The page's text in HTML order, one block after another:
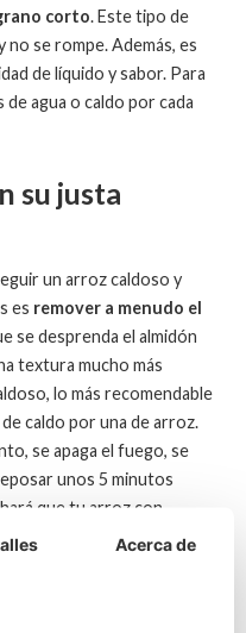
corto. Este tipo de
no se rompe. Además, es
de líquido y sabor. Para
agua o caldo por cada
su justa
un arroz caldoso y
es remover a menudo el
se desprenda el almidón
textura mucho más
lo más recomendable
caldo por una de arroz.
se apaga el fuego, se
unos 5 minutos
que tu arroz con
y meloso que tanto
los ingredientes necesarios
Acerca de